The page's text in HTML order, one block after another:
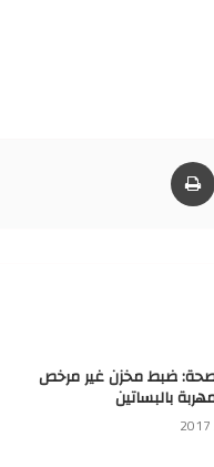
مشاركة عبر البريد
ضبط مخزن غير مرخص
بالبساتين